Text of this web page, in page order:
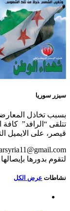
سيزر سوريا
بسبب تخاذل
تتلقى “الرافد”
قيصر، على الايميل
لتقوم بدورها
نشاطات عرض الكل